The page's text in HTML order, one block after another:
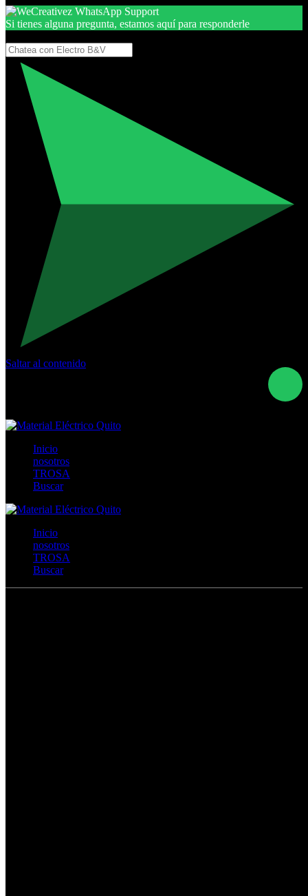
Si tienes alguna pregunta, estamos aquí para responderle
Saltar al contenido
Inicio
nosotros
TROSA
Buscar
Inicio
nosotros
TROSA
Buscar